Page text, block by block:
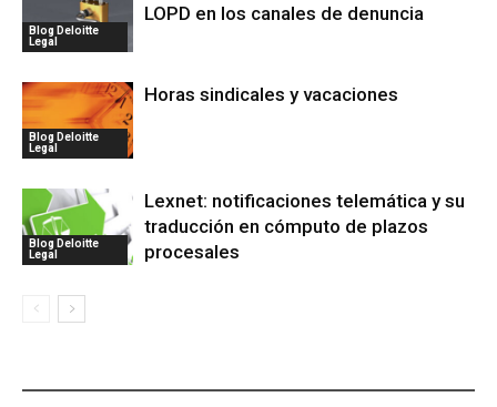
Blog Deloitte
Legal
LOPD en los canales de denuncia
Blog Deloitte
Legal
Horas sindicales y vacaciones
Blog Deloitte
Legal
Lexnet: notificaciones telemática y su
traducción en cómputo de plazos
procesales